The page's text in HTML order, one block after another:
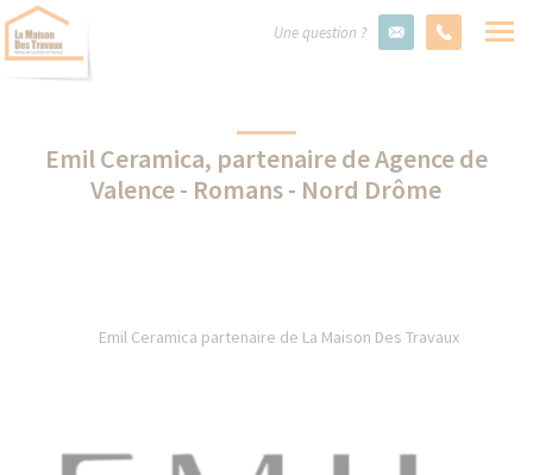
Une question ?
Emil Ceramica, partenaire de Agence de
Valence - Romans - Nord Drôme
Emil Ceramica partenaire de La Maison Des Travaux